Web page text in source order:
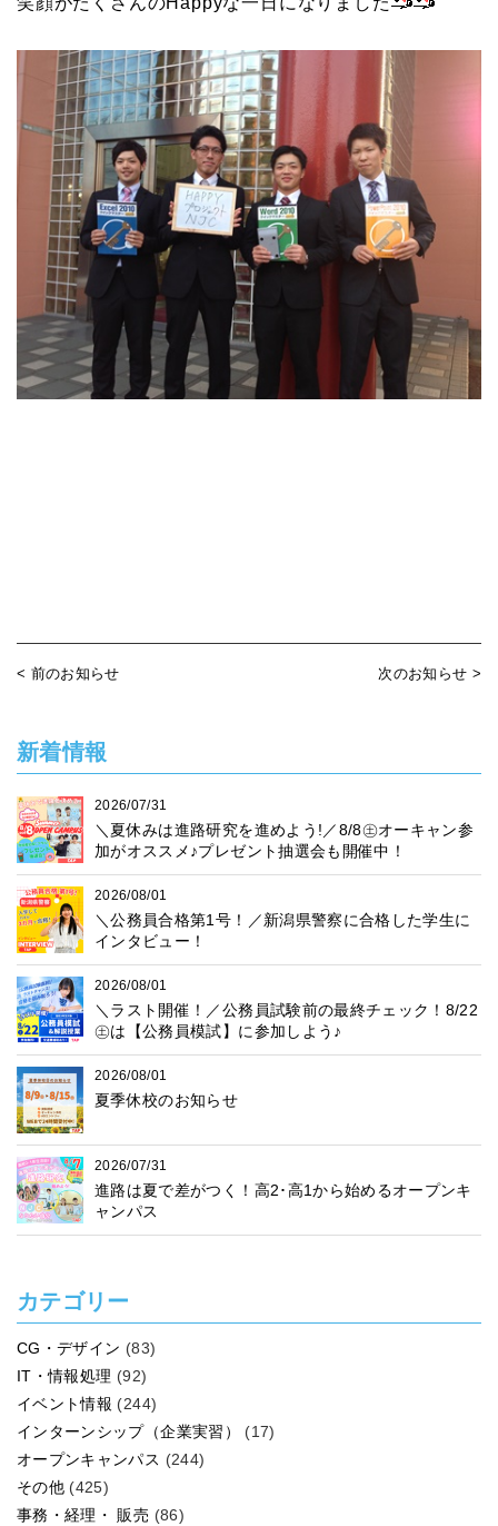
< 前のお知らせ 次のお知らせ >
新着情報
2026/07/31
＼夏休みは進路研究を進めよう!／8/8㊏オーキャン参
加がオススメ♪プレゼント抽選会も開催中！
2026/08/01
＼公務員合格第1号！／新潟県警察に合格した学生に
インタビュー！
2026/08/01
＼ラスト開催！／公務員試験前の最終チェック！8/22
㊏は【公務員模試】に参加しよう♪
2026/08/01
夏季休校のお知らせ
2026/07/31
進路は夏で差がつく！高2･高1から始めるオープンキ
ャンパス
カテゴリー
CG・デザイン (83)
IT・情報処理 (92)
イベント情報 (244)
インターンシップ（企業実習）
(17)
オープンキャンパス (244)
その他 (425)
事務・経理・ 販売 (86)